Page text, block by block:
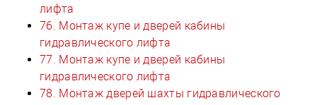
лифта
76. Монтаж купе и дверей кабины
гидравлического лифта
77. Монтаж купе и дверей кабины
гидравлического лифта
78. Монтаж дверей шахты гидравлического